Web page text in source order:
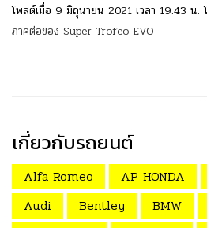
โพสต์เมื่อ 9 มิถุนายน 2021 เวลา 19:43 น.
ภาคต่อของ Super Trofeo EVO
เกี่ยวกับรถยนต์
Alfa Romeo AP HONDA
Audi
Bentley BMW